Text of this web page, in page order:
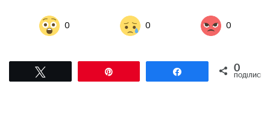
0 0 0
Поділитися0
ПОДІЛИСЬ